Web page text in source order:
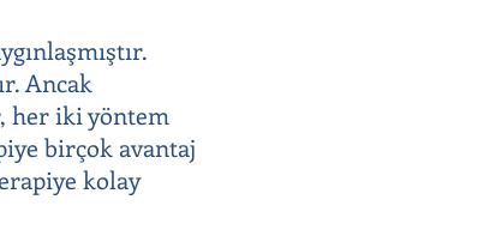
Ancak
her iki yöntem
birçok avantaj
kolay